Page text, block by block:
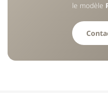
le modèle